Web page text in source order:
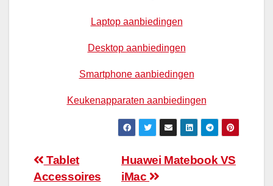
Laptop aanbiedingen
Desktop aanbiedingen
Smartphone aanbiedingen
Keukenapparaten aanbiedingen
Bericht
Huawei Matebook VS
iMac
Tablet
Accessoires